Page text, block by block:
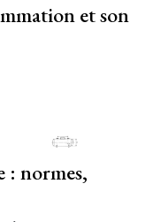
et son
: normes,